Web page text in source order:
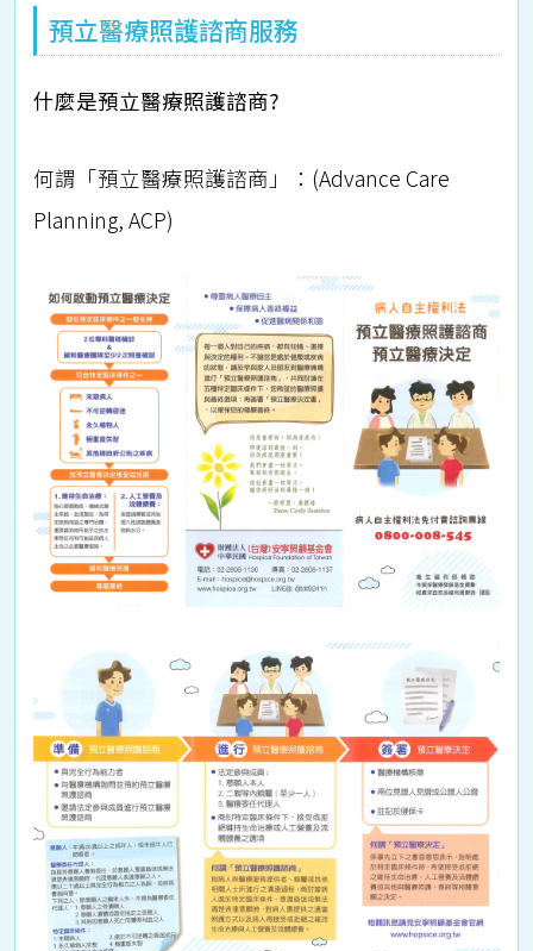
預立醫療照護諮商服務
什麼是預立醫療照護諮商?
何謂「預立醫療照護諮商」：(Advance Care
Planning, ACP)